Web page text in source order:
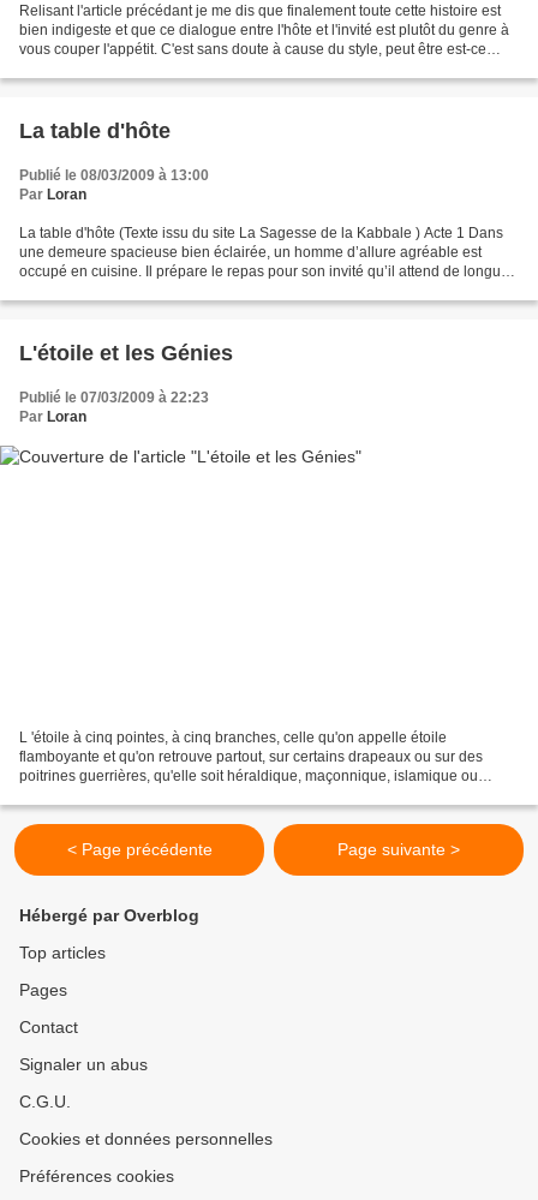
Relisant l'article précédant je me dis que finalement toute cette histoire est
bien indigeste et que ce dialogue entre l'hôte et l'invité est plutôt du genre à
vous couper l'appétit. C'est sans doute à cause du style, peut être est-ce
La table d'hôte
Publié le 08/03/2009 à 13:00
Par Loran
La table d'hôte (Texte issu du site La Sagesse de la Kabbale ) Acte 1 Dans
une demeure spacieuse bien éclairée, un homme d’allure agréable est
occupé en cuisine. Il prépare le repas pour son invité qu’il attend de longue
L'étoile et les Génies
Publié le 07/03/2009 à 22:23
Par Loran
L 'étoile à cinq pointes, à cinq branches, celle qu'on appelle étoile
flamboyante et qu'on retrouve partout, sur certains drapeaux ou sur des
poitrines guerrières, qu'elle soit héraldique, maçonnique, islamique ou
< Page précédente Page suivante >
Hébergé par Overblog
Top articles
Pages
Contact
Signaler un abus
C.G.U.
Cookies et données personnelles
Préférences cookies